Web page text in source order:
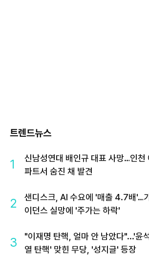
트렌드뉴스
1
신남성연대 배인규 대표 사망…인천
파트서 숨진 채 발견
2
샌디스크, AI 수요에 '매출 4.7배'…
이던스 실망에 '주가는 하락'
3
"이재명 탄핵, 얼마 안 남았다"...'윤
열 탄핵' 맞힌 무당, '성지글' 등장